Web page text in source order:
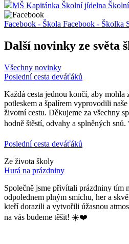
MŠ Kapitánka Školní jídelna
Facebook - Škola Facebook - Školka
Další novinky ze světa
Všechny novinky
Poslední cesta deváťáků
Každá cesta jednou končí, aby mohla
potleskem a špalírem vyprovodili
životní cestu. Děkujeme za všechny
hodně štěstí, odvahy a splněných
Poslední cesta deváťáků
Ze života školy
Hurá na prázdniny
Společně jsme přivítali prázdniny tím
odpolednem plným smíchu, her a
kteří dorazili a vytvořili úžasnou
na vás budeme těšit! ☀️❤️